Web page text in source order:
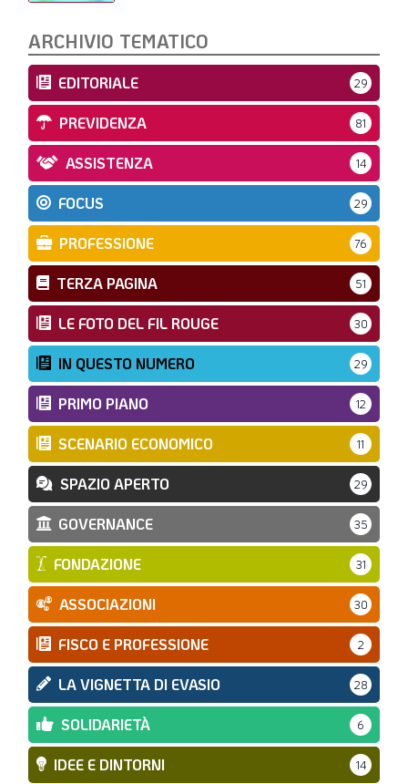
ARCHIVIO TEMATICO
EDITORIALE 29
PREVIDENZA 81
ASSISTENZA 14
FOCUS 29
PROFESSIONE 76
TERZA PAGINA 51
LE FOTO DEL FIL ROUGE 30
IN QUESTO NUMERO 29
PRIMO PIANO 12
SCENARIO ECONOMICO 11
SPAZIO APERTO 29
GOVERNANCE 35
FONDAZIONE 31
ASSOCIAZIONI 30
FISCO E PROFESSIONE 2
LA VIGNETTA DI EVASIO 28
SOLIDARIETÀ 6
IDEE E DINTORNI 14